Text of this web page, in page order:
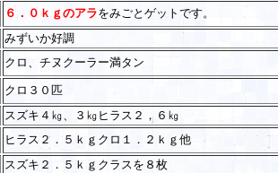
６．０ｋｇのアラをみごとゲットです。
みずいか好調
クロ、チヌクーラー満タン
クロ３０匹
スズキ４㎏、３㎏ヒラス２，６㎏
ヒラス２．５ｋｇクロ１．２ｋｇ他
スズキ２．５ｋｇクラスを８枚